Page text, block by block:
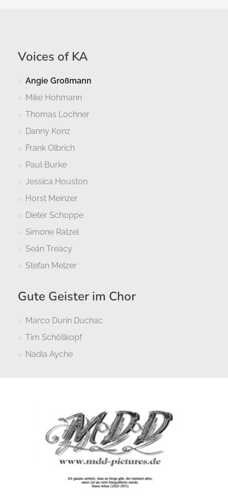
Voices of KA
Angie Großmann
Mike Hohmann
Thomas Lochner
Danny Konz
Frank Olbrich
Paul Burke
Jessica Houston
Horst Meinzer
Dieter Schoppe
Simone Ratzel
Seán Treacy
Stefan Melzer
Gute Geister im Chor
Marco Durin Duchac
Tim Schöllkopf
Nadia Ayche